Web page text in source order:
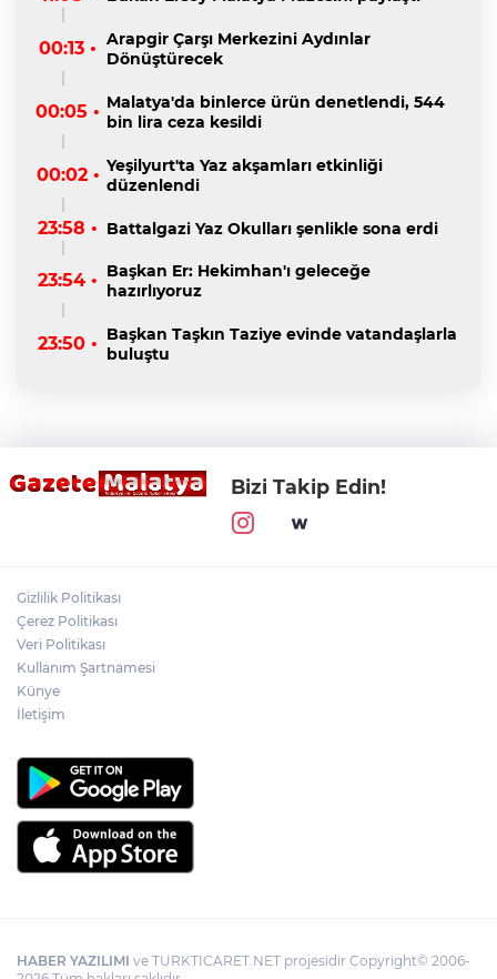
00:13 • Arapgir Çarşı Merkezini Aydınlar
Dönüştürecek
00:05 • Malatya'da binlerce ürün denetlendi, 544
bin lira ceza kesildi
00:02 • Yeşilyurt'ta Yaz akşamları etkinliği
düzenlendi
23:58 • Battalgazi Yaz Okulları şenlikle sona erdi
23:54 • Başkan Er: Hekimhan'ı geleceğe
hazırlıyoruz
23:50 • Başkan Taşkın Taziye evinde vatandaşlarla
buluştu
Bizi Takip Edin!
Gizlilik Politikası
Çerez Politikası
Veri Politikası
Kullanım Şartnamesi
Künye
İletişim
HABER YAZILIMI ve TURKTICARET.NET projesidir Copyright© 2006-